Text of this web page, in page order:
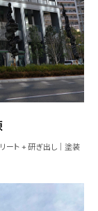
ート + 研ぎ出し 塗装